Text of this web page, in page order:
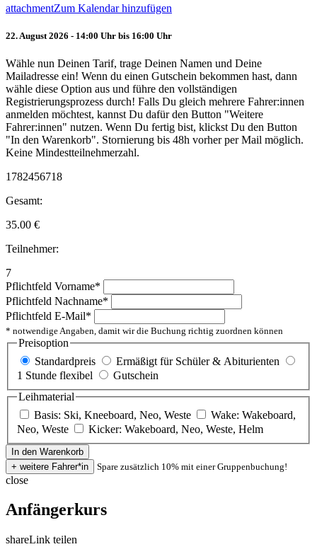
attachmentZum Kalendar hinzufügen
22. August 2026 - 14:00 Uhr bis 16:00 Uhr
Wähle nun Deinen Tarif, trage Deinen Namen und Deine
Mailadresse ein! Wenn du einen Gutschein bekommen hast, dann
wähle diese Option aus und führe den vollständigen
Registrierungsprozess durch! Falls Du gleich mehrere Fahrer:innen
anmelden möchtest, kannst Du dafür den Button "Weitere
Fahrer:innen" nutzen. Wenn Du fertig bist, klickst Du den Button
"In den Warenkorb". Stornierung bis 48h vorher per Mail möglich.
Keine Mindestteilnehmerzahl.
1782456718
Gesamt:
35.00 €
Teilnehmer:
7
Pflichtfeld Vorname*
Pflichtfeld Nachname*
Pflichtfeld E-Mail*
* notwendige Angaben, damit wir die Buchung richtig zuordnen können
Preisoption
Standardpreis
Ermäßigt für Schüler & Abiturienten
1 Stunde flexibel
Gutschein
Leihmaterial
Basis: Ski, Kneeboard, Neo, Weste
Wake: Wakeboard,
Neo, Weste
Kicker: Wakeboard, Neo, Weste, Helm
Spare zusätzlich 10% mit einer Gruppenbuchung!
close
Anfängerkurs
shareLink teilen